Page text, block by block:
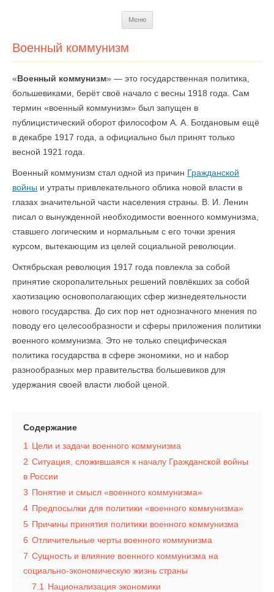
Меню
Военный коммунизм
«Военный коммунизм» — это государственная политика,
большевиками, берёт своё начало с весны 1918 года. Сам
термин «военный коммунизм» был запущен в
публицистический оборот философом А. А. Богдановым ещё
в декабре 1917 года, а официально был принят только
весной 1921 года.
Военный коммунизм стал одной из причин Гражданской
войны и утраты привлекательного облика новой власти в
глазах значительной части населения страны. В. И. Ленин
писал о вынужденной необходимости военного коммунизма,
ставшего логическим и нормальным с его точки зрения
курсом, вытекающим из целей социальной революции.
Октябрьская революция 1917 года повлекла за собой
принятие скоропалительных решений повлёкших за собой
хаотизацию основополагающих сфер жизнедеятельности
нового государства. До сих пор нет однозначного мнения по
поводу его целесообразности и сферы приложения политики
военного коммунизма. Это не только специфическая
политика государства в сфере экономики, но и набор
разнообразных мер правительства большевиков для
удержания своей власти любой ценой.
Содержание
1
Цели и задачи военного коммунизма
2 Ситуация, сложившаяся к началу Гражданской войны
в России
3 Понятие и смысл «военного коммунизма»
4 Предпосылки для политики «военного коммунизма»
5 Причины принятия политики военного коммунизма
6 Отличительные черты военного коммунизма
7 Сущность и влияние военного коммунизма на
социально-экономическую жизнь страны
7.1
Национализация экономики